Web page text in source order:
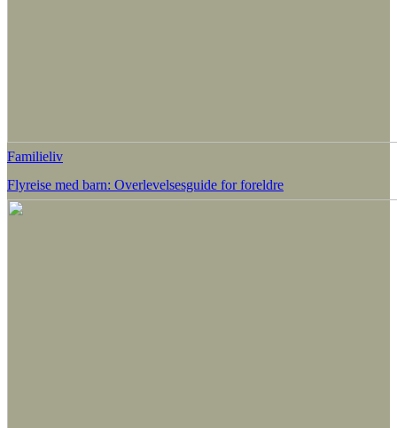
Familieliv
Flyreise med barn: Overlevelsesguide for foreldre